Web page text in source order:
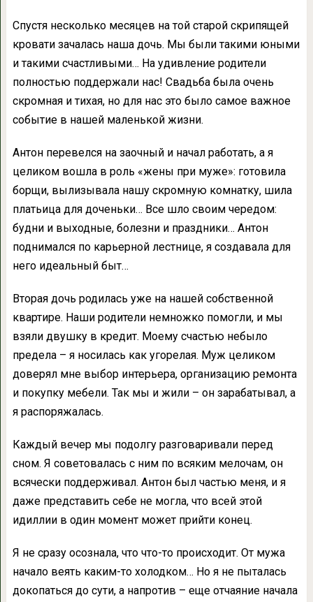
Спустя несколько месяцев на той старой скрипящей
кровати зачалась наша дочь. Мы были такими юными
и такими счастливыми… На удивление родители
полностью поддержали нас! Свадьба была очень
скромная и тихая, но для нас это было самое важное
событие в нашей маленькой жизни.
Антон перевелся на заочный и начал работать, а я
целиком вошла в роль «жены при муже»: готовила
борщи, вылизывала нашу скромную комнатку, шила
платьица для доченьки… Все шло своим чередом:
будни и выходные, болезни и праздники… Антон
поднимался по карьерной лестнице, я создавала для
него идеальный быт…
Вторая дочь родилась уже на нашей собственной
квартире. Наши родители немножко помогли, и мы
взяли двушку в кредит. Моему счастью небыло
предела – я носилась как угорелая. Муж целиком
доверял мне выбор интерьера, организацию ремонта
и покупку мебели. Так мы и жили – он зарабатывал, а
я распоряжалась.
Каждый вечер мы подолгу разговаривали перед
сном. Я советовалась с ним по всяким мелочам, он
всячески поддерживал. Антон был частью меня, и я
даже представить себе не могла, что всей этой
идиллии в один момент может прийти конец.
Я не сразу осознала, что что-то происходит. От мужа
начало веять каким-то холодком… Но я не пыталась
докопаться до сути, а напротив – еще отчаяние начала